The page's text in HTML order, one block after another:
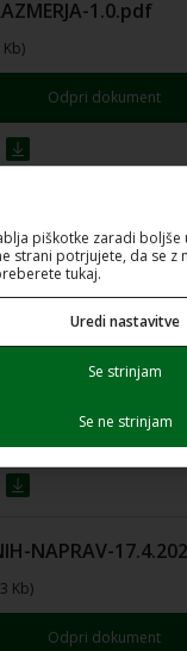
1.0.pdf
Odpri dokument
Presoja-
Kb)
Predlog-
Kb)
NAPRAV-
Kb)
Odpri dokument
piškotke zaradi boljše
strani potrjujete, da se z
tukaj.
Uredi nastavitve
Se strinjam
Se ne strinjam